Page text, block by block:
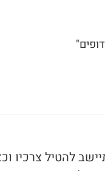
להטיל צרכיו